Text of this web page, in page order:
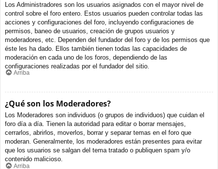
Los Administradores son los usuarios asignados con el mayor nivel de
control sobre el foro entero. Estos usuarios pueden controlar todas las
acciones y configuraciones del foro, incluyendo configuraciones de
permisos, baneo de usuarios, creación de grupos usuarios y
moderadores, etc. Dependen del fundador del foro y de los permisos que
éste les ha dado. Ellos también tienen todas las capacidades de
moderación en cada uno de los foros, dependiendo de las
configuraciones realizadas por el fundador del sitio.
Arriba
¿Qué son los Moderadores?
Los Moderadores son individuos (o grupos de individuos) que cuidan el
foro día a día. Tienen la autoridad para editar o borrar mensajes,
cerrarlos, abrirlos, moverlos, borrar y separar temas en el foro que
moderan. Generalmente, los moderadores están presentes para evitar
que los usuarios se salgan del tema tratado o publiquen spam y/o
contenido malicioso.
Arriba